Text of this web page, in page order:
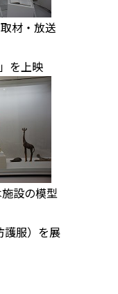
材・放送
を上映
設の模型
護服）を展